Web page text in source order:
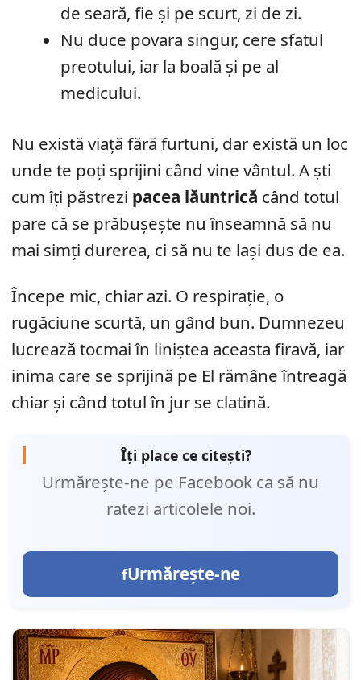
de seară, fie și pe scurt, zi de zi.
Nu duce povara singur, cere sfatul
preotului, iar la boală și pe al
medicului.
Nu există viață fără furtuni, dar există un loc
unde te poți sprijini când vine vântul. A ști
cum îți păstrezi pacea lăuntrică când totul
pare că se prăbușește nu înseamnă să nu
mai simți durerea, ci să nu te lași dus de ea.
Începe mic, chiar azi. O respirație, o
rugăciune scurtă, un gând bun. Dumnezeu
lucrează tocmai în liniștea aceasta firavă, iar
inima care se sprijină pe El rămâne întreagă
chiar și când totul în jur se clatină.
Îți place ce citești?
Urmărește-ne pe Facebook ca să nu
ratezi articolele noi.
Urmărește-ne